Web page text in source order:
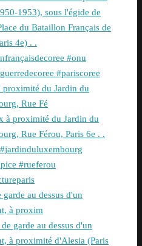
proximité du Jardin du
Rue Fé
garde au dessus d'un
à proxim